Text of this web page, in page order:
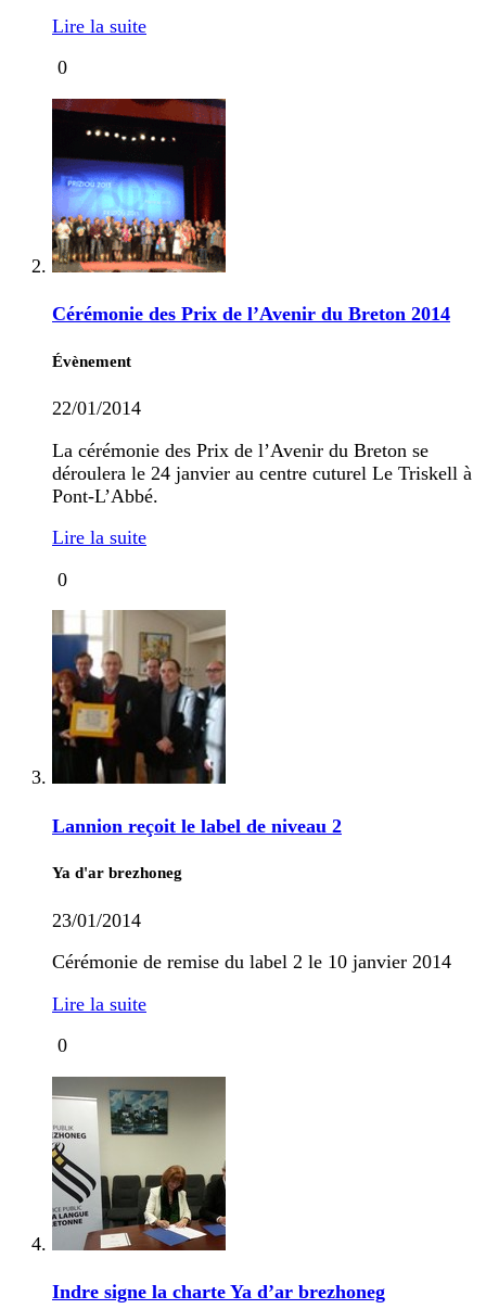
Lire la suite
0
Cérémonie des Prix de l’Avenir du Breton 2014
Évènement
22/01/2014
La cérémonie des Prix de l’Avenir du Breton se
déroulera le 24 janvier au centre cuturel Le Triskell à
Pont-L’Abbé.
Lire la suite
0
Lannion reçoit le label de niveau 2
Ya d'ar brezhoneg
23/01/2014
Cérémonie de remise du label 2 le 10 janvier 2014
Lire la suite
0
Indre signe la charte Ya d’ar brezhoneg